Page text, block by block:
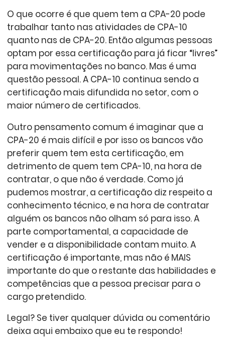
O que ocorre é que quem tem a CPA-20 pode
trabalhar tanto nas atividades de CPA-10
quanto nas de CPA-20. Então algumas pessoas
optam por essa certificação para já ficar “livres”
para movimentações no banco. Mas é uma
questão pessoal. A CPA-10 continua sendo a
certificação mais difundida no setor, com o
maior número de certificados.
Outro pensamento comum é imaginar que a
CPA-20 é mais difícil e por isso os bancos vão
preferir quem tem esta certificação, em
detrimento de quem tem CPA-10, na hora de
contratar, o que não é verdade. Como já
pudemos mostrar, a certificação diz respeito a
conhecimento técnico, e na hora de contratar
alguém os bancos não olham só para isso. A
parte comportamental, a capacidade de
vender e a disponibilidade contam muito. A
certificação é importante, mas não é MAIS
importante do que o restante das habilidades e
competências que a pessoa precisar para o
cargo pretendido.
Legal? Se tiver qualquer dúvida ou comentário
deixa aqui embaixo que eu te respondo!